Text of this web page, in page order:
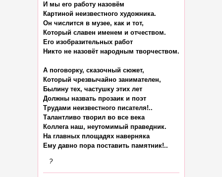
И мы его работу назовём
Картиной неизвестного художника.
Он числится в музее, как и тот,
Который славен именем и отчеством.
Его изобразительных работ
Никто не назовёт народным творчеством.
А поговорку, сказочный сюжет,
Который чрезвычайно занимателен,
Былину тех, частушку этих лет
Должны назвать прозаик и поэт
Трудами неизвестного писателя!..
Талантливо творил во все века
Коллега наш, неутомимый праведник.
На главных площадях наверняка
?